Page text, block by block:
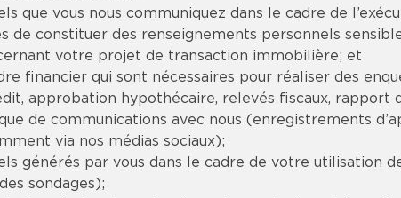
que vous nous communiquez dans le cadre de
de constituer des renseignements personnels
votre projet de transaction immobilière; et
financier qui sont nécessaires pour réaliser des
approbation hypothécaire, relevés fiscaux, rapport
de communications avec nous (enregistrements
via nos médias sociaux);
générés par vous dans le cadre de votre utilisation
sondages);